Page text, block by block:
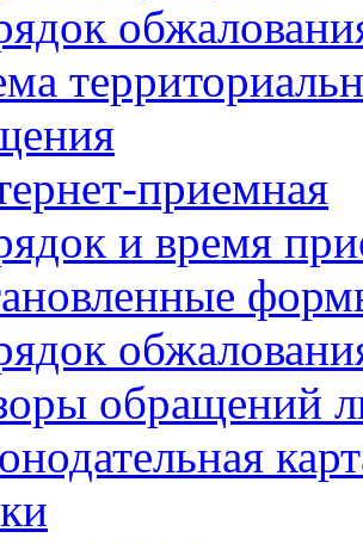
приемная
и время
обращений